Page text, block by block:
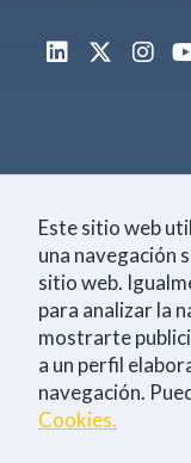
Tecnología
Este sitio web
una navegación
sitio web.
para analizar la
mostrarte
a un perfil
navegación.
Cookies.